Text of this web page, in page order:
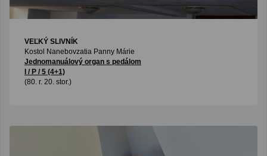
VEĽKÝ SLIVNÍK
Kostol Nanebovzatia Panny Márie
Jednomanuálový organ s pedálom
I / P / 5 (4+1)
(80. r. 20. stor.)